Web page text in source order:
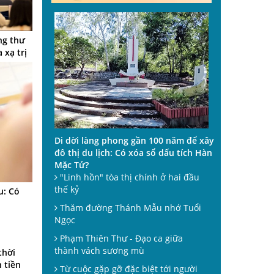
thư
xạ trị
Có
tiền
Di dời làng phong gần 100 năm để xây
đô thị du lịch: Có xóa sổ dấu tích Hàn
Mặc Tử?
"Linh hồn" tòa thị chính ở hai đầu
thế kỷ
Thăm đường Thánh Mẫu nhớ Tuổi
Ngọc
Phạm Thiên Thư - Đạo ca giữa
thành vách sương mù
Từ cuộc gặp gỡ đặc biệt tới người